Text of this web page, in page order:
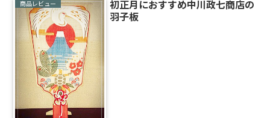
商品レビュー
初正月におすすめ中川政七商店の
羽子板